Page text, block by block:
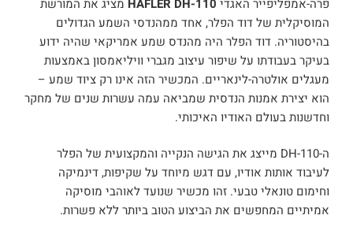
פרה-אמפליפייר האגדי HAFLER DH-110 מציג את המורשת
המוסיקלית של דוד הפלר, אחד ממהנדסי השמע הגדולים
בהיסטוריה. דוד הפלר היה מהנדס שמע אמריקאי שהיה ידוע
בעיקר בעבודתו על שיפור עיצוב מגברי וויליאמסון באמצעות
מעגלים אולטרה-לינאריים. המכשיר הזה אינו רק ציוד שמע –
הוא יצירת אמנות הנדסית שמביאה עמה עשרות שנים של מחקר
וחדשנות בעולם האודיו האיכותי.
ה-DH-110 מייצג את הגישה הנקייה והמקצועית של הפלר
לעיבוד אותות אודיו, עם דגש מיוחד על שקיפות, דינמיקה
וחימום טונאלי טבעי. זהו מכשיר שנועד לאוהבי מוסיקה
אמיתיים המחפשים את הביצוע הטוב ביותר ללא פשרות.